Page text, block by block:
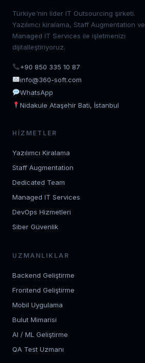
Türkiye'nin lider IT Outsourcing şirketi.
Yazılımcı kiralama, Staff Augmentation ve
Managed IT Services ile işletmenizi
dijitalleştiriyoruz.
+90 850 335 10 87
info@360-soft.com
WhatsApp
Nidakule Ataşehir Bati, İstanbul
HIZMETLER
Yazılımcı Kiralama
Staff Augmentation
Dedicated Team
Managed IT Services
DevOps Hizmetleri
Siber Güvenlik
UZMANLIKLAR
Backend Geliştirme
Frontend Geliştirme
Mobil Uygulama
Bulut Mimarisi
AI / ML Geliştirme
QA Test Uzmanı